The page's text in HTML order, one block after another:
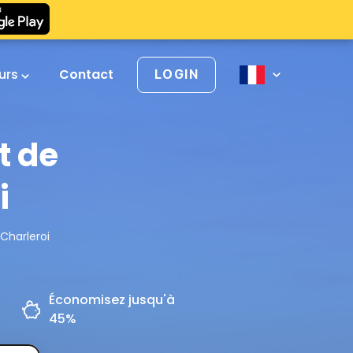
Contact LOGIN
de
Économisez jusqu'à
45%